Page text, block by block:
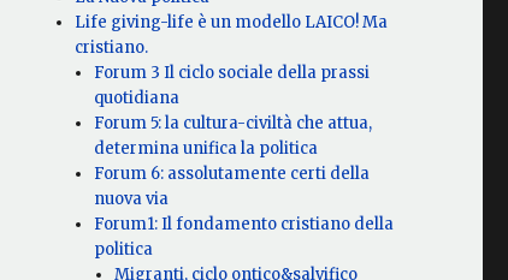
Life giving-life è un modello LAICO! Ma
cristiano.
Forum 3 Il ciclo sociale della prassi
quotidiana
Forum 5: la cultura-civiltà che attua,
determina unifica la politica
Forum 6: assolutamente certi della
nuova via
Forum1: Il fondamento cristiano della
politica
Migranti, ciclo ontico&salvifico